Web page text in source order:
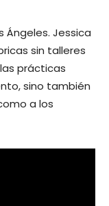
Ángeles. Jessica
sin talleres
prácticas
sino también
a los